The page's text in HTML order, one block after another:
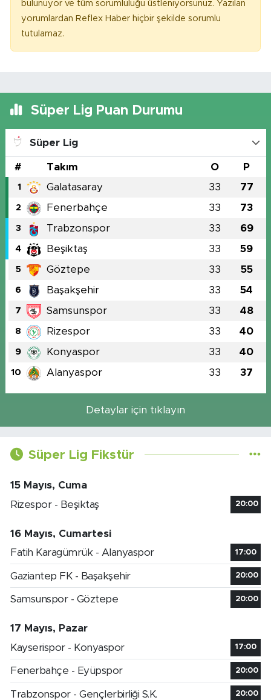
bulunuyor ve tüm sorumluluğu üstleniyorsunuz. Yazılan
yorumlardan Reflex Haber hiçbir şekilde sorumlu
tutulamaz.
Süper Lig Puan Durumu
Süper Lig
# Takım O P
1 Galatasaray 33 77
2 Fenerbahçe 33 73
3 Trabzonspor 33 69
4 Beşiktaş 33 59
5 Göztepe 33 55
6 Başakşehir 33 54
7 Samsunspor 33 48
8 Rizespor 33 40
9 Konyaspor 33 40
10 Alanyaspor 33 37
Detaylar için tıklayın
Süper Lig Fikstür
15 Mayıs, Cuma
Rizespor - Beşiktaş
20:00
16 Mayıs, Cumartesi
Fatih Karagümrük - Alanyaspor
17:00
Gaziantep FK - Başakşehir 20:00
Samsunspor - Göztepe 20:00
17 Mayıs, Pazar
Kayserispor - Konyaspor
17:00
Fenerbahçe - Eyüpspor 20:00
Trabzonspor - Gençlerbirliği S.K. 20:00